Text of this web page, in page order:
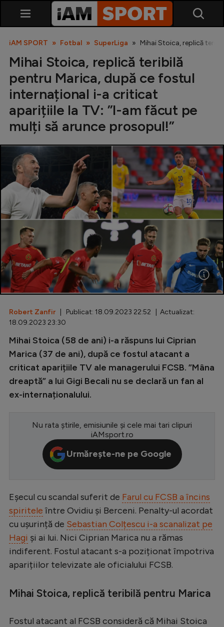
SuperLiga
Cupa României
Echipa Națională
U21
Fotbal feminin
Special
Diverse
Inedit
Champions League
Europa League
Conference League
Premier League
LaLiga
Serie A
Ligue 1
Campionate
Starurile fotbalului
EURO 2024
Clasamente
iAM SPORT Fotbal SuperLiga Mihai Stoica, replică
Mihai Stoica, replică teribilă
pentru Marica, după ce fostul
internațional i-a criticat
aparițiile la TV: ”I-am făcut pe
mulți să arunce prosopul!”
Robert Zanfir | Publicat: 18.09.2023 22:52 | Actualizat:
18.09.2023 23:30
Mihai Stoica (58 de ani) i-a răspuns lui Ciprian
Marica (37 de ani), după ce fostul atacant a
criticat aparițiile TV ale managerului FCSB. ”Mâna
dreaptă” a lui Gigi Becali nu se declară un fan al
ex-internaționalului.
Nu rata știrile, emisiunile și cele mai tari clipuri
iAMsport.ro
Urmărește-ne pe Google
Eșecul cu scandal suferit de Farul cu FCSB a încins
spiritele între Ovidiu și Berceni. Penalty-ul acordat
cu ușurință de Sebastian Colțescu i-a scanalizat pe
Hagi și ai lui. Nici Ciprian Marica nu a rămas
indiferent. Fostul atacant s-a poziționat împotriva
aparițiilor televizate ale oficialului FCSB.
Mihai Stoica, replică teribilă pentru Marica
Fostul atacant al FCSB consideră că Mihai Stoica